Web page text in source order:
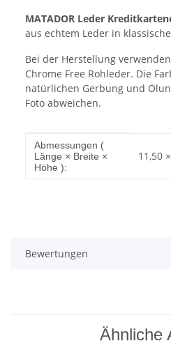
MATADOR Leder
aus echtem Leder in
Bei der Herstellung
Chrome Free Rohleder. Die
natürlichen Gerbung und
Foto abweichen.
Produkteigenschaft
Wert
Abmessungen (
Länge × Breite ×
Höhe ):
11,50
Bewertungen
Ähnliche